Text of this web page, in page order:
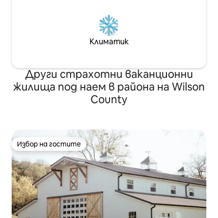
Климатик
Други страхотни ваканционни
жилища под наем в района на Wilson
County
Избор на гостите
Избор на гостите